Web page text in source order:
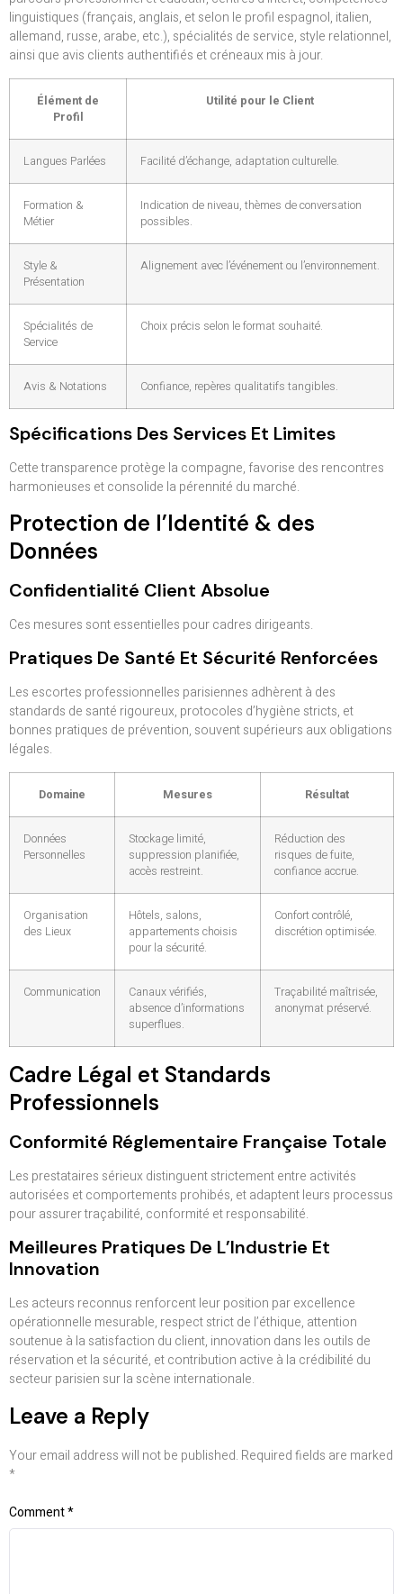
linguistiques (français, anglais, et selon le profil espagnol, italien,
allemand, russe, arabe, etc.), spécialités de service, style relationnel,
ainsi que avis clients authentifiés et créneaux mis à jour.
Élément de
Profil
Utilité pour le Client
Langues Parlées Facilité d’échange, adaptation culturelle.
Formation &
Métier
Indication de niveau, thèmes de conversation
possibles.
Style &
Présentation
Alignement avec l’événement ou l’environnement.
Spécialités de
Service
Choix précis selon le format souhaité.
Avis & Notations Confiance, repères qualitatifs tangibles.
Spécifications Des Services Et Limites
Cette transparence protège la compagne, favorise des rencontres
harmonieuses et consolide la pérennité du marché.
Protection de l’Identité & des
Données
Confidentialité Client Absolue
Ces mesures sont essentielles pour cadres dirigeants.
Pratiques De Santé Et Sécurité Renforcées
Les escortes professionnelles parisiennes adhèrent à des
standards de santé rigoureux, protocoles d’hygiène stricts, et
bonnes pratiques de prévention, souvent supérieurs aux obligations
légales.
Domaine Mesures Résultat
Données
Personnelles
Stockage limité,
suppression planifiée,
accès restreint.
Réduction des
risques de fuite,
confiance accrue.
Organisation
des Lieux
Hôtels, salons,
appartements choisis
pour la sécurité.
Confort contrôlé,
discrétion optimisée.
Communication
Canaux vérifiés,
absence d’informations
superflues.
Traçabilité maîtrisée,
anonymat préservé.
Cadre Légal et Standards
Professionnels
Conformité Réglementaire Française Totale
Les prestataires sérieux distinguent strictement entre activités
autorisées et comportements prohibés, et adaptent leurs processus
pour assurer traçabilité, conformité et responsabilité.
Meilleures Pratiques De L’Industrie Et
Innovation
Les acteurs reconnus renforcent leur position par excellence
opérationnelle mesurable, respect strict de l’éthique, attention
soutenue à la satisfaction du client, innovation dans les outils de
réservation et la sécurité, et contribution active à la crédibilité du
secteur parisien sur la scène internationale.
Leave a Reply
Your email address will not be published. Required fields are marked
*
Comment*